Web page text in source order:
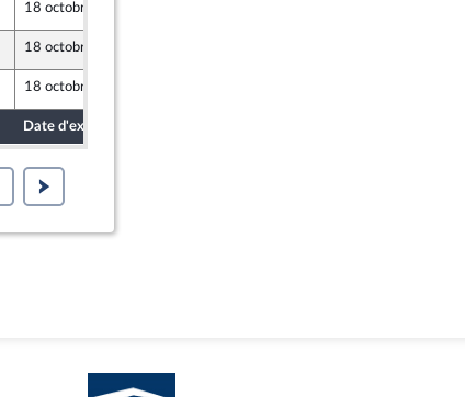
18 octobre 2024
18 octobre 2024
18 octobre 2024
Date d'examen